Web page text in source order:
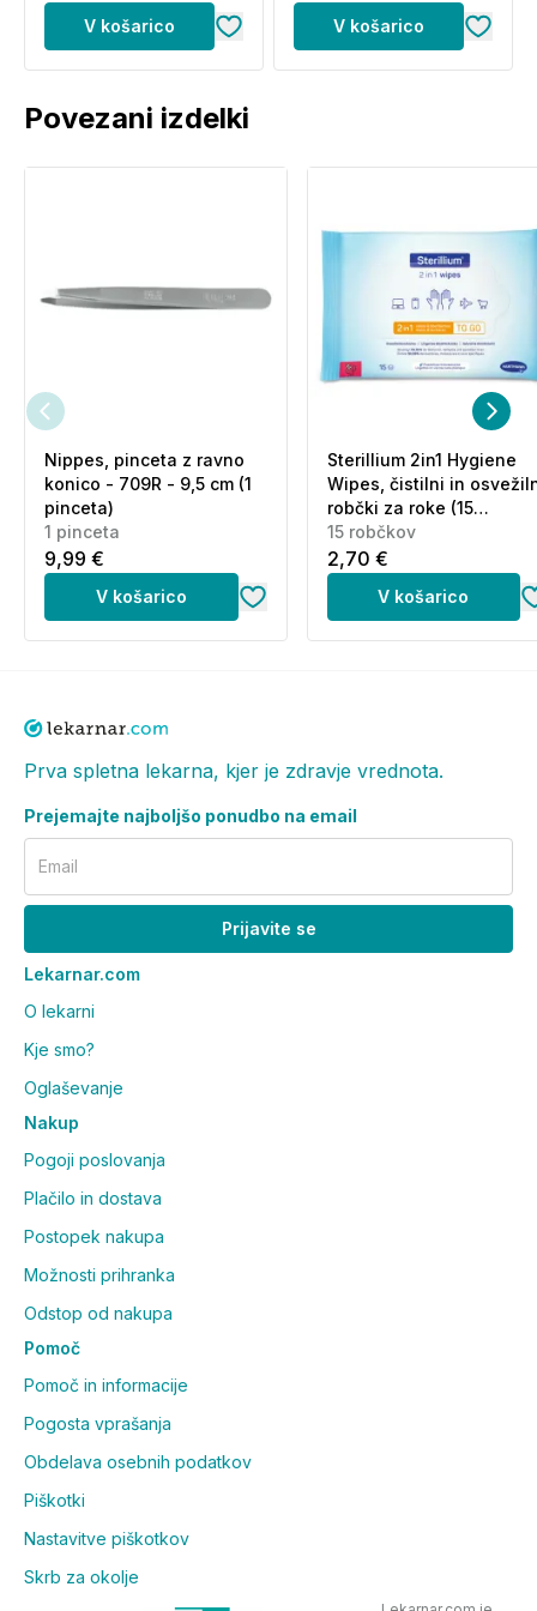
kopanju ali brisanju z brisačo izdelek večkrat
ponovno nanesite in ohranite zaščito.
Bis-Ethylhexyloxyphenol Methoxyphenyl Triazine,
Ethylhexyl Methoxycinnamate, Methylene bis-
Methoxydibenzoylmethane, Propylparaben,
V košarico V košarico
Povezani izdelki
Nippes, pinceta z ravno
konico - 709R - 9,5 cm (1
pinceta)
1 pinceta
9,99 €
V košarico
Sterillium 2in1 Hygiene
Wipes, čistilni in
robčki za roke (15
robčkov)
15 robčkov
2,70 €
V košarico
Prva spletna lekarna, kjer je zdravje vrednota.
Prejemajte najboljšo ponudbo na email
Email
Prijavite se
Lekarnar.com
O lekarni
Kje smo?
Oglaševanje
Nakup
Pogoji poslovanja
Plačilo in dostava
Postopek nakupa
Možnosti prihranka
Odstop od nakupa
Pomoč
Pomoč in informacije
Pogosta vprašanja
Obdelava osebnih podatkov
Piškotki
Nastavitve piškotkov
Skrb za okolje